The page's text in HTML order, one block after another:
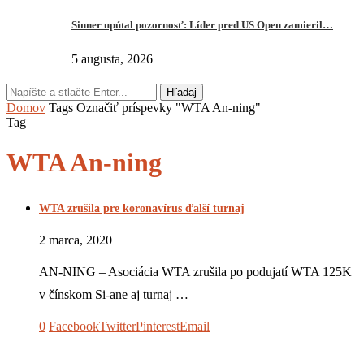
Sinner upútal pozornosť: Líder pred US Open zamieril…
5 augusta, 2026
Hľadaj
Domov Tags Označiť príspevky "WTA An-ning"
Tag
WTA An-ning
WTA zrušila pre koronavírus ďalší turnaj
2 marca, 2020
AN-NING – Asociácia WTA zrušila po podujatí WTA 125K
v čínskom Si-ane aj turnaj …
0 FacebookTwitterPinterestEmail